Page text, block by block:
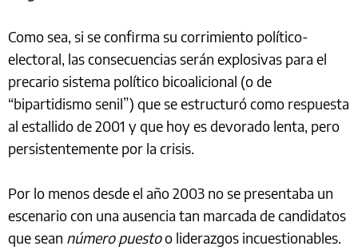
Como sea, si se confirma su corrimiento político-
electoral, las consecuencias serán explosivas para el
precario sistema político bicoalicional (o de
“bipartidismo senil”) que se estructuró como respuesta
al estallido de 2001 y que hoy es devorado lenta, pero
persistentemente por la crisis.
Por lo menos desde el año 2003 no se presentaba un
escenario con una ausencia tan marcada de candidatos
que sean número puestoo liderazgos incuestionables.